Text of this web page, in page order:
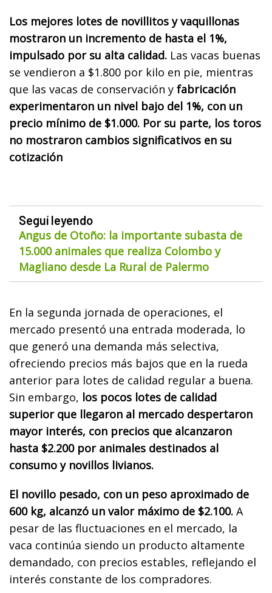
Los mejores lotes de novillitos y vaquillonas
mostraron un incremento de hasta el 1%,
impulsado por su alta calidad. Las vacas buenas
se vendieron a $1.800 por kilo en pie, mientras
que las vacas de conservación y fabricación
experimentaron un nivel bajo del 1%, con un
precio mínimo de $1.000. Por su parte, los toros
no mostraron cambios significativos en su
cotización
Seguí leyendo
Angus de Otoño: la importante subasta de
15.000 animales que realiza Colombo y
Magliano desde La Rural de Palermo
En la segunda jornada de operaciones, el
mercado presentó una entrada moderada, lo
que generó una demanda más selectiva,
ofreciendo precios más bajos que en la rueda
anterior para lotes de calidad regular a buena.
Sin embargo, los pocos lotes de calidad
superior que llegaron al mercado despertaron
mayor interés, con precios que alcanzaron
hasta $2.200 por animales destinados al
consumo y novillos livianos.
El novillo pesado, con un peso aproximado de
600 kg, alcanzó un valor máximo de $2.100. A
pesar de las fluctuaciones en el mercado, la
vaca continúa siendo un producto altamente
demandado, con precios estables, reflejando el
interés constante de los compradores.